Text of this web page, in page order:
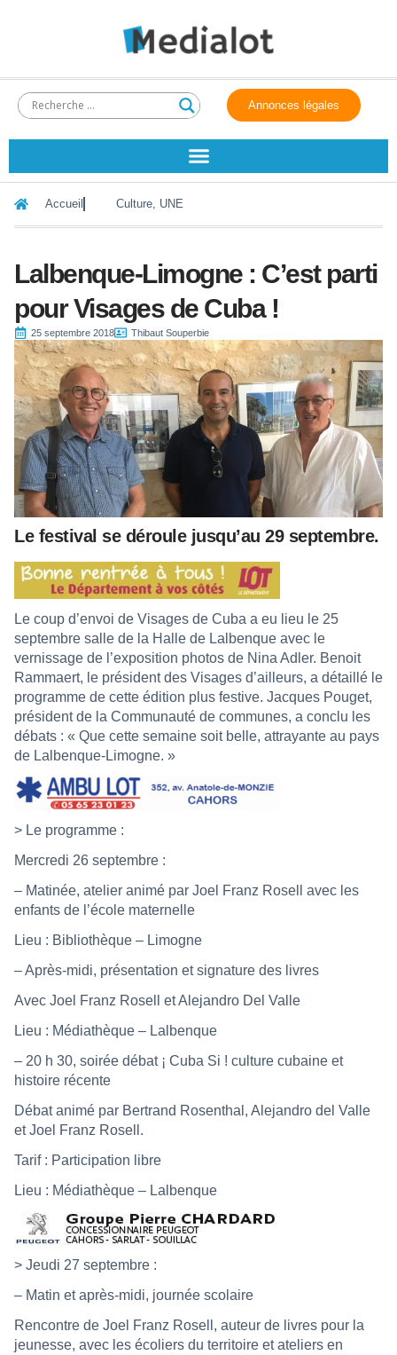
Annonces légales
Accueil Culture, UNE
Lalbenque-Limogne : C’est parti
pour Visages de Cuba !
25 septembre 2018 Thibaut Souperbie
Le festival se déroule jusqu’au 29 septembre.
Le coup d’envoi de Visages de Cuba a eu lieu le 25
septembre salle de la Halle de Lalbenque avec le
vernissage de l’exposition photos de Nina Adler. Benoit
Rammaert, le président des Visages d’ailleurs, a détaillé le
programme de cette édition plus festive. Jacques Pouget,
président de la Communauté de communes, a conclu les
débats : « Que cette semaine soit belle, attrayante au pays
de Lalbenque-Limogne. »
> Le programme :
Mercredi 26 septembre :
– Matinée, atelier animé par Joel Franz Rosell avec les
enfants de l’école maternelle
Lieu : Bibliothèque – Limogne
– Après-midi, présentation et signature des livres
Avec Joel Franz Rosell et Alejandro Del Valle
Lieu : Médiathèque – Lalbenque
– 20 h 30, soirée débat ¡ Cuba Si ! culture cubaine et
histoire récente
Débat animé par Bertrand Rosenthal, Alejandro del Valle
et Joel Franz Rosell.
Tarif : Participation libre
Lieu : Médiathèque – Lalbenque
> Jeudi 27 septembre :
– Matin et après-midi, journée scolaire
Rencontre de Joel Franz Rosell, auteur de livres pour la
jeunesse, avec les écoliers du territoire et ateliers en